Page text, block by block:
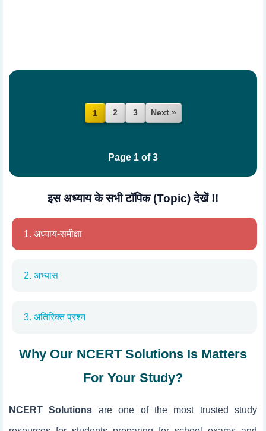
1 2 3 Next »
Page 1 of 3
इस अध्याय के सभी टॉपिक (Topic) देखें !!
1. अध्याय-समीक्षा
2. अभ्यास
3. अतिरिक्त प्रश्न
Why Our NCERT Solutions Is Matters
For Your Study?
NCERT Solutions are one of the most trusted study